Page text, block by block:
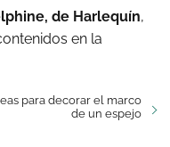
de Harlequín,
en la
para decorar el marco
de un espejo